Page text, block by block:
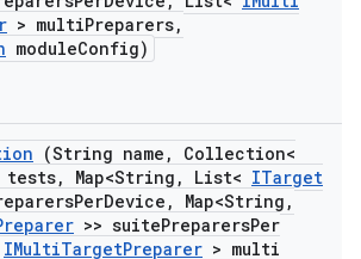
> multiPreparers,
moduleConfig)
(String name ,
Collection<
tests, Map<String , List< ITarget
PerDevice , Map<String ,
>> suitePreparersPer
IMultiTargetPreparer > multi